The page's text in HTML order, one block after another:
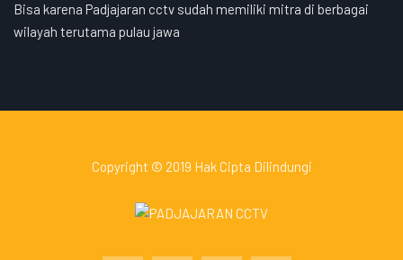
Bisa karena Padjajaran cctv sudah memiliki mitra di berbagai
wilayah terutama pulau jawa
Copyright © 2019 Hak Cipta Dilindungi